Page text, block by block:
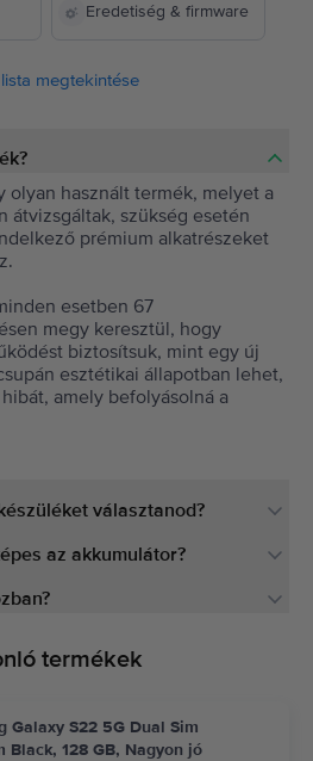
Eredetiség & firmware
megtekintése
használt termék, melyet a
átvizsgáltak, szükség esetén
prémium alkatrészeket
esetben 67
megy keresztül, hogy
biztosítsuk, mint egy új
esztétikai állapotban lehet,
amely befolyásolná a
választanod?
az akkumulátor?
termékek
Galaxy S22 5G Dual Sim
Black, 128 GB, Nagyon jó